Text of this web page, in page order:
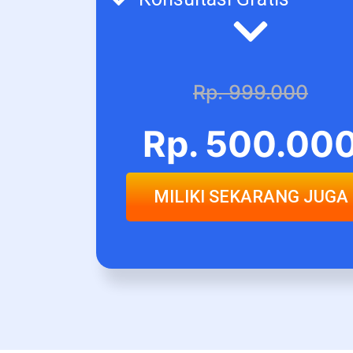
Rp. 999.000
Rp.
MILIKI SEKARANG JUGA